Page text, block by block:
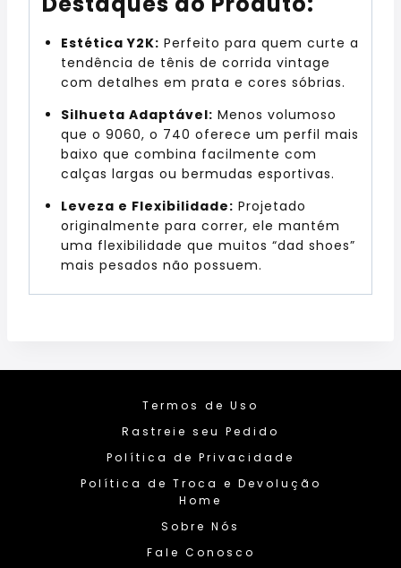
Estética Y2K: Perfeito para quem curte a
tendência de tênis de corrida vintage
com detalhes em prata e cores sóbrias.
Silhueta Adaptável: Menos volumoso
que o 9060, o 740 oferece um perfil mais
baixo que combina facilmente com
calças largas ou bermudas esportivas.
Leveza e Flexibilidade: Projetado
originalmente para correr, ele mantém
uma flexibilidade que muitos “dad shoes”
mais pesados não possuem.
Termos de Uso
Rastreie seu Pedido
Política de Privacidade
Política de Troca e Devolução
Home
Sobre Nós
Fale Conosco